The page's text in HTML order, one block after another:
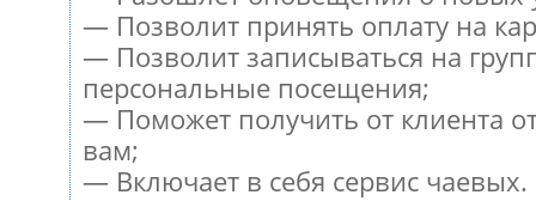
— Позволит принять оплату на
— Позволит записываться на
персональные посещения;
— Поможет получить от клиента
вам;
— Включает в себя сервис чаевых.